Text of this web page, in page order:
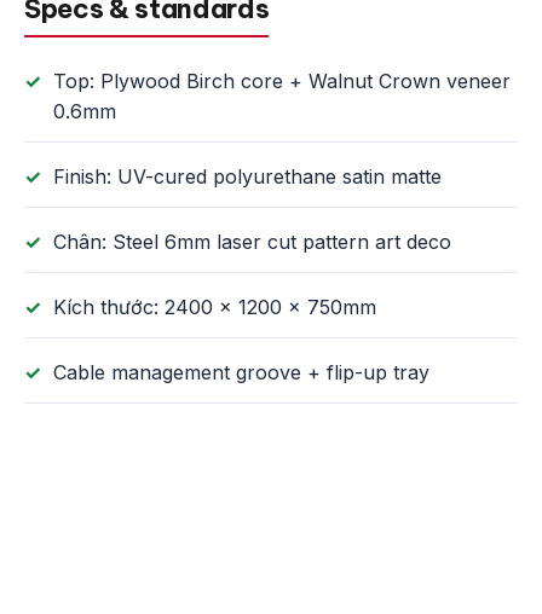
Specs & standards
Top: Plywood Birch core + Walnut Crown veneer
0.6mm
Finish: UV-cured polyurethane satin matte
Chân: Steel 6mm laser cut pattern art deco
Kích thước: 2400 × 1200 × 750mm
Cable management groove + flip-up tray